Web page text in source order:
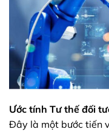
Ước tính Tư thế đối
Đây là một bước tiến